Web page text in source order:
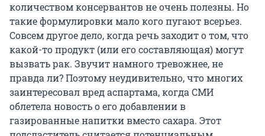
количеством консервантов не очень полезны. Но
такие формулировки мало кого пугают всерьез.
Совсем другое дело, когда речь заходит о том, что
какой-то продукт (или его составляющая) могут
вызвать рак. Звучит намного тревожнее, не
правда ли? Поэтому неудивительно, что многих
заинтересовал вред аспартама, когда СМИ
облетела новость о его добавлении в
газированные напитки вместо сахара. Этот